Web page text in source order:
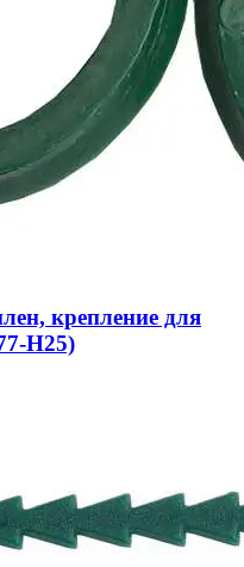
крепление для
H25)